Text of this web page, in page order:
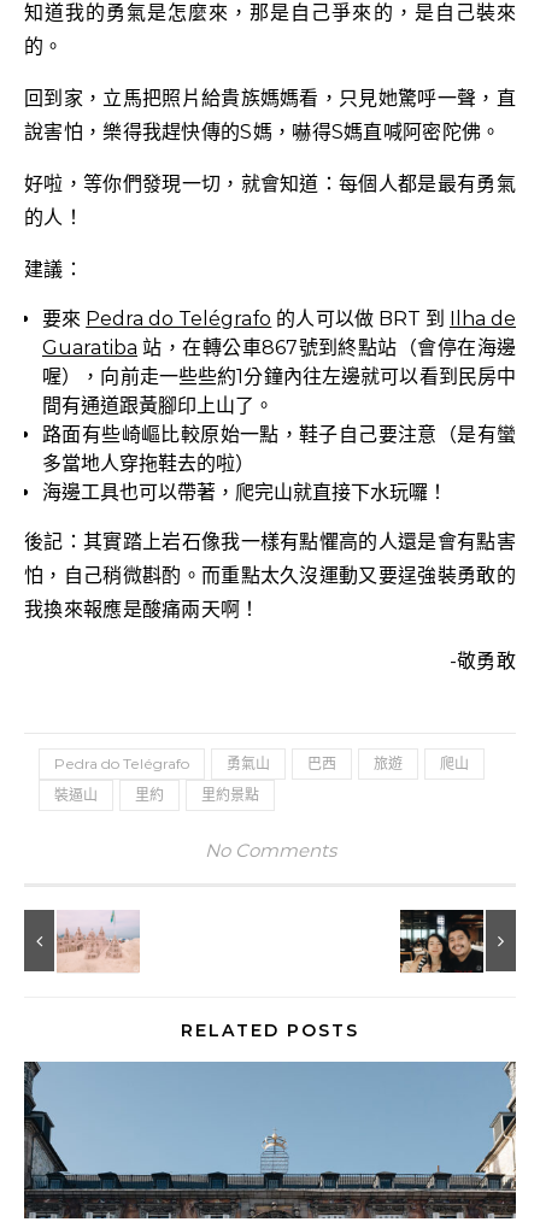
知道我的勇氣是怎麼來，那是自己爭來的，是自己裝來
的。
回到家，立馬把照片給貴族媽媽看，只見她驚呼一聲，直
說害怕，樂得我趕快傳的S媽，嚇得S媽直喊阿密陀佛。
好啦，等你們發現一切，就會知道：每個人都是最有勇氣
的人！
建議：
要來 Pedra do Telégrafo 的人可以做 BRT 到
Ilha de
Guaratiba 站，在轉公車867號到終點站（會停在海邊
喔），向前走一些些約1分鐘內往左邊就可以看到民房中
間有通道跟黃腳印上山了。
路面有些崎嶇比較原始一點，鞋子自己要注意（是有蠻
多當地人穿拖鞋去的啦）
海邊工具也可以帶著，爬完山就直接下水玩囉！
後記：其實踏上岩石像我一樣有點懼高的人還是會有點害
怕，自己稍微斟酌。而重點太久沒運動又要逞強裝勇敢的
我換來報應是酸痛兩天啊！
-敬勇敢
Pedra do Telégrafo 勇氣山 巴西 旅遊
爬山
裝逼山
里約 里約景點
No Comments
RELATED POSTS